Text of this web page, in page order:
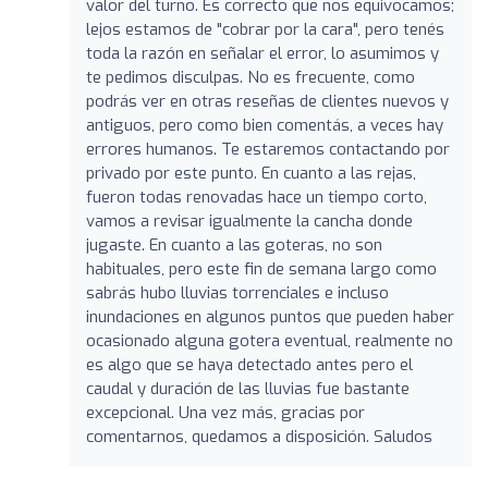
valor del turno. Es correcto que nos equivocamos;
lejos estamos de "cobrar por la cara", pero tenés
toda la razón en señalar el error, lo asumimos y
te pedimos disculpas. No es frecuente, como
podrás ver en otras reseñas de clientes nuevos y
antiguos, pero como bien comentás, a veces hay
errores humanos. Te estaremos contactando por
privado por este punto. En cuanto a las rejas,
fueron todas renovadas hace un tiempo corto,
vamos a revisar igualmente la cancha donde
jugaste. En cuanto a las goteras, no son
habituales, pero este fin de semana largo como
sabrás hubo lluvias torrenciales e incluso
inundaciones en algunos puntos que pueden haber
ocasionado alguna gotera eventual, realmente no
es algo que se haya detectado antes pero el
caudal y duración de las lluvias fue bastante
excepcional. Una vez más, gracias por
comentarnos, quedamos a disposición. Saludos